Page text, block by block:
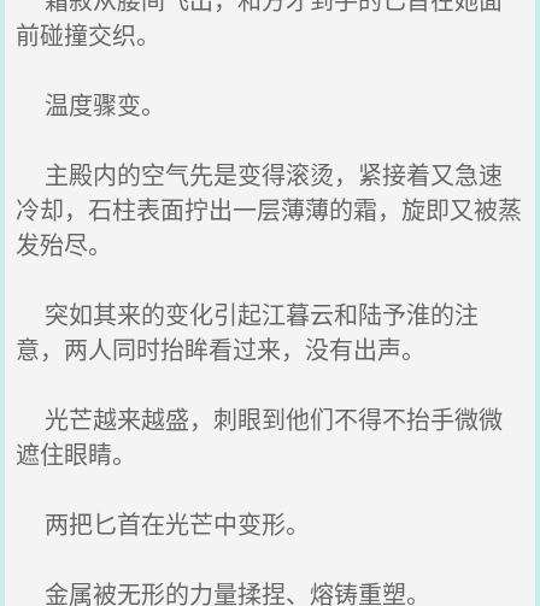
前碰撞交织。
温度骤变。
主殿内的空气先是变得滚烫，紧接着又急速
冷却，石柱表面拧出一层薄薄的霜，旋即又被蒸
发殆尽。
突如其来的变化引起江暮云和陆予淮的注
意，两人同时抬眸看过来，没有出声。
光芒越来越盛，刺眼到他们不得不抬手微微
遮住眼睛。
两把匕首在光芒中变形。
金属被无形的力量揉捏、熔铸重塑。